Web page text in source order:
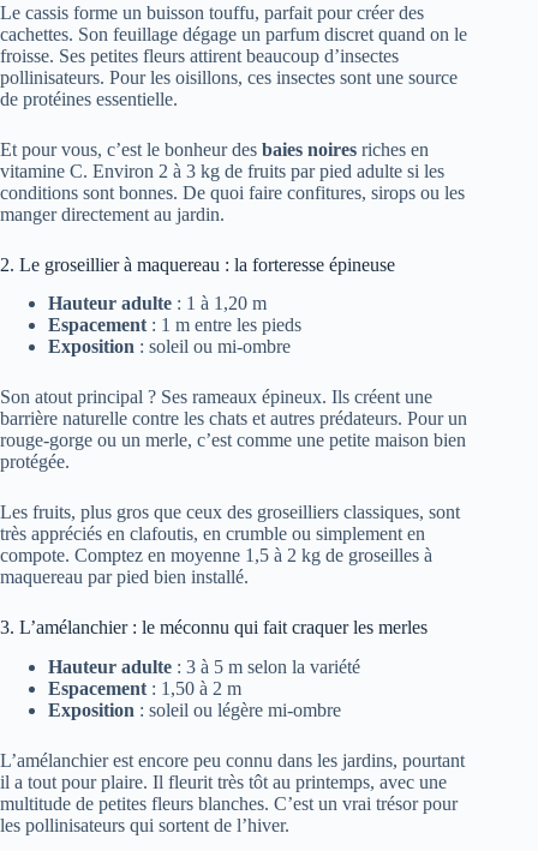
Le cassis forme un buisson touffu, parfait pour créer des
cachettes. Son feuillage dégage un parfum discret quand on le
froisse. Ses petites fleurs attirent beaucoup d’insectes
pollinisateurs. Pour les oisillons, ces insectes sont une source
de protéines essentielle.
Et pour vous, c’est le bonheur des baies noires riches en
vitamine C. Environ 2 à 3 kg de fruits par pied adulte si les
conditions sont bonnes. De quoi faire confitures, sirops ou les
manger directement au jardin.
2. Le groseillier à maquereau : la forteresse épineuse
Hauteur adulte : 1 à 1,20 m
Espacement: 1 m entre les pieds
Exposition : soleil ou mi-ombre
Son atout principal ? Ses rameaux épineux. Ils créent une
barrière naturelle contre les chats et autres prédateurs. Pour un
rouge-gorge ou un merle, c’est comme une petite maison bien
protégée.
Les fruits, plus gros que ceux des groseilliers classiques, sont
très appréciés en clafoutis, en crumble ou simplement en
compote. Comptez en moyenne 1,5 à 2 kg de groseilles à
maquereau par pied bien installé.
3. L’amélanchier : le méconnu qui fait craquer les merles
Hauteur adulte : 3 à 5 m selon la variété
Espacement : 1,50 à 2 m
Exposition : soleil ou légère mi-ombre
L’amélanchier est encore peu connu dans les jardins, pourtant
il a tout pour plaire. Il fleurit très tôt au printemps, avec une
multitude de petites fleurs blanches. C’est un vrai trésor pour
les pollinisateurs qui sortent de l’hiver.